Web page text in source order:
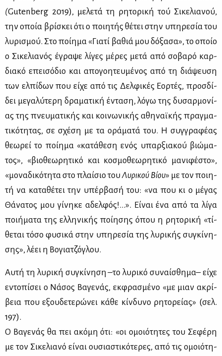
(Gutenberg 2019), με­λε­τά τη ρη­το­ρι­κή τού Σι­κε­λια­νού,
την οποία βρί­σκει ότι ο ποι­η­τής θέ­τει στην υπη­ρε­σία του
λυ­ρι­σμού. Στο ποί­η­μα «Για­τί βα­θιά μου δό­ξα­σα», το οποίο
ο Σι­κε­λια­νός έγρα­ψε λί­γες μέ­ρες με­τά από σο­βα­ρό καρ­
δια­κό επει­σό­διο και απο­γοη­τευ­μέ­νος από τη διά­ψευ­ση
των ελ­πί­δων που εί­χε από τις Δελ­φι­κές Εορ­τές, προσ­δί­
δει με­γα­λύ­τε­ρη δρα­μα­τι­κή έντα­ση, λό­γω της δυ­σαρ­μο­νί­
ας της πνευ­μα­τι­κής και κοι­νω­νι­κής αθη­ναϊ­κής πραγ­μα­
τι­κό­τη­τας, σε σχέ­ση με τα ορά­μα­τά του. Η συγ­γρα­φέ­ας
θε­ω­ρεί το ποί­η­μα «κα­τά­θε­ση ενός υπαρ­ξια­κού βιώ­μα­
τος», «βιο­θε­ω­ρη­τι­κό και κο­σμο­θε­ω­ρη­τι­κό μα­νι­φέ­στο»,
«μο­να­δι­κό­τη­τα στο πλαί­σιο τουΛυ­ρι­κού Βί­ου» με τον ποι­η­
τή να κα­τα­θέ­τει την υπέρ­βα­σή του: «να που κι ο μέ­γας
Θά­να­τος μου γί­νη­κε αδελ­φός!...». Εί­ναι ένα από τα λί­γα
ποι­ή­μα­τα της ελ­λη­νι­κής ποί­η­σης όπου η ρη­το­ρι­κή «τί­
θε­ται τό­σο φυ­σι­κά στην υπη­ρε­σία της λυ­ρι­κής συ­γκί­νη­
σης», λέ­ει η Βο­για­τζό­γλου.
Αυ­τή τη λυ­ρι­κή συ­γκί­νη­ση –το λυ­ρι­κό συ­ναί­σθη­μα– εί­χε
εντο­πί­σει ο Νά­σος Βα­γε­νάς, εκ­φρα­σμέ­νο «με μιαν ακρί­
βεια που εξου­δε­τε­ρώ­νει κά­θε κίν­δυ­νο ρη­το­ρεί­ας» (σελ.
197).
Ο Βα­γε­νάς θα πει ακό­μη ότι: «οι ομοιό­τη­τες του Σε­φέ­ρη
με τον Σι­κε­λια­νό εί­ναι ου­σια­στι­κό­τε­ρες, από τις ομοιό­τη­